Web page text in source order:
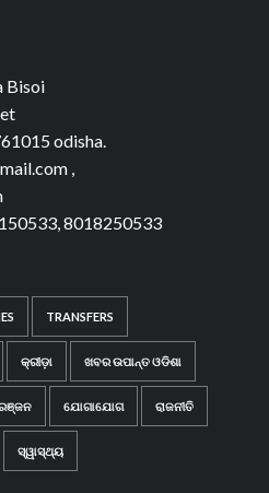
Bisoi
odisha.
,
8018250533
TRANSFERS
କ୍ରୀଡ଼ା ଖବର ଉପାନ୍ତ ଓଡିଶା
ଯୋଗାଯୋଗ ରାଜନୀତି
ସ୍ୱାସ୍ଥ୍ୟ